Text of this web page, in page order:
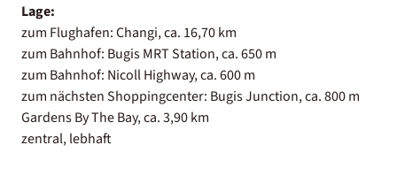
Lage:
zum Flughafen: Changi, ca. 16,70 km
zum Bahnhof: Bugis MRT Station, ca. 650 m
zum Bahnhof: Nicoll Highway, ca. 600 m
zum nächsten Shoppingcenter: Bugis Junction, ca. 800 m
Gardens By The Bay, ca. 3,90 km
zentral, lebhaft